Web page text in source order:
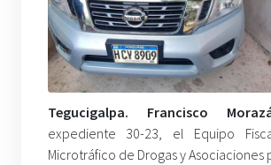
Tegucigalpa. Francisco
expediente 30-23, el Equipo
Microtráfico de Drogas y Asociaciones